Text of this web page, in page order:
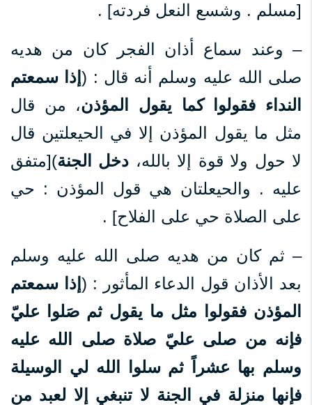
[مسلم . وشسع النعل فردته] .
– وعند سماع أذان الفجر كان من هديه
صلى الله عليه وسلم أنه قال : (إذا سمعتم
النداء فقولوا كما يقول المؤذن، من قال
مثل ما يقول المؤذن إلا في الحيعلتين قال
لا حول ولا قوة إلا بالله، دخل الجنة)[متفق
عليه . والحيعلتان هي قول المؤذن : حي
على الصلاة حي على الفلاح] .
– ثم كان من هديه صلى الله عليه وسلم
بعد الأذان قول الدعاء المأثور : ( إذا سمعتم
المؤذن فقولوا مثل ما يقول ثم صَلوا عليّ
فإنه من صلى عليّ صلاة صلى الله عليه
وسلم بها عشراً ثم سلوا الله لي الوسيلة
فإنها منزلة في الجنة لا تنبغي إلا لعبد من